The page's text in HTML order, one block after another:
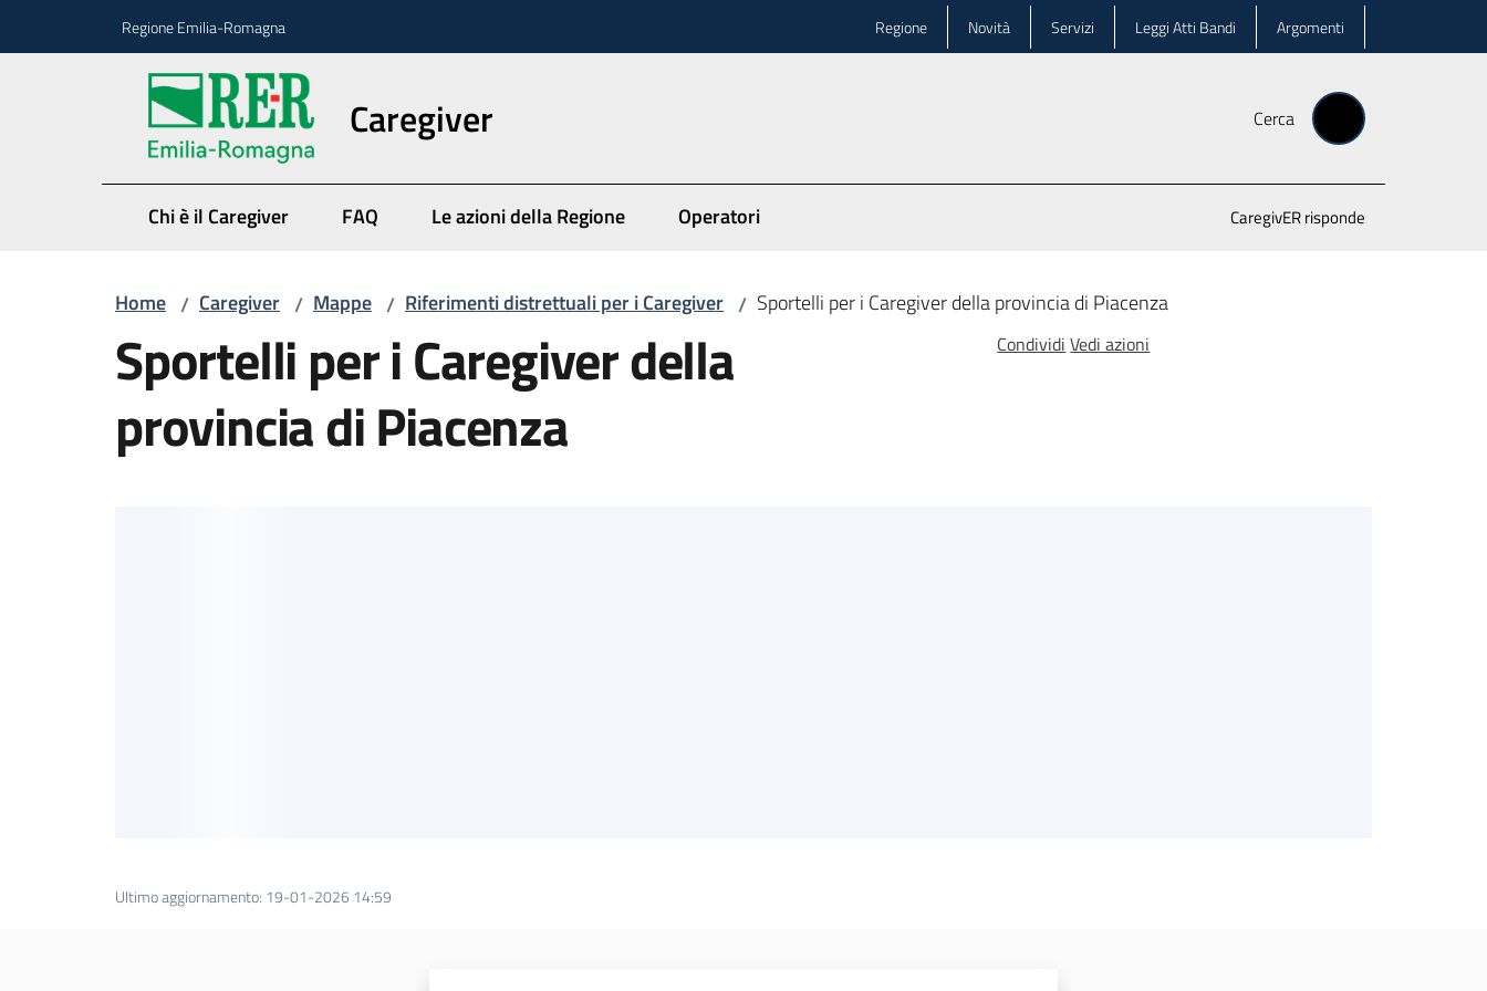
Regione Emilia-Romagna Regione Novità Servizi Leggi Atti Bandi Argomenti
Caregiver Cerca
Chi è il Caregiver FAQ Le azioni della Regione Operatori CaregivER risponde
Home / Caregiver / Mappe / Riferimenti distrettuali per i Caregiver / Sportelli per i Caregiver della provincia di Piacenza
Sportelli per i Caregiver della
provincia di Piacenza
Condividi Vedi azioni
Ultimo aggiornamento: 19-01-2026 14:59